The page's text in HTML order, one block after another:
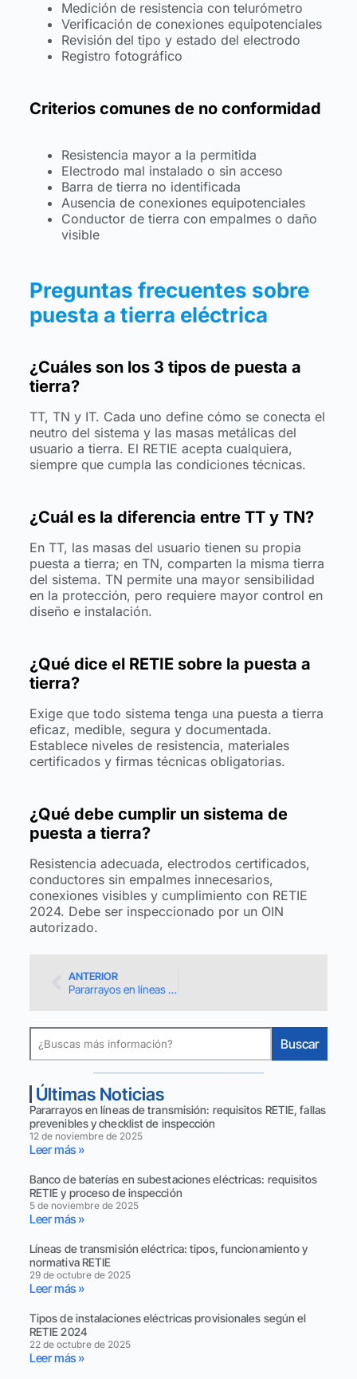
Medición de resistencia con telurómetro
Verificación de conexiones equipotenciales
Revisión del tipo y estado del electrodo
Registro fotográfico
Criterios comunes de no conformidad
Resistencia mayor a la permitida
Electrodo mal instalado o sin acceso
Barra de tierra no identificada
Ausencia de conexiones equipotenciales
Conductor de tierra con empalmes o daño
visible
Preguntas frecuentes sobre
puesta a tierra eléctrica
¿Cuáles son los 3 tipos de puesta a
tierra?
TT, TN y IT. Cada uno define cómo se conecta el
neutro del sistema y las masas metálicas del
usuario a tierra. El RETIE acepta cualquiera,
siempre que cumpla las condiciones técnicas.
¿Cuál es la diferencia entre TT y TN?
En TT, las masas del usuario tienen su propia
puesta a tierra; en TN, comparten la misma tierra
del sistema. TN permite una mayor sensibilidad
en la protección, pero requiere mayor control en
diseño e instalación.
¿Qué dice el RETIE sobre la puesta a
tierra?
Exige que todo sistema tenga una puesta a tierra
eficaz, medible, segura y documentada.
Establece niveles de resistencia, materiales
certificados y firmas técnicas obligatorias.
¿Qué debe cumplir un sistema de
puesta a tierra?
Resistencia adecuada, electrodos certificados,
conductores sin empalmes innecesarios,
conexiones visibles y cumplimiento con RETIE
2024. Debe ser inspeccionado por un OIN
autorizado.
ANTERIOR
Pararrayos en líneas de transmisión: requisitos RETIE, fallas prevenibles y checklist de inspección
Buscar
Últimas Noticias
Pararrayos en líneas de transmisión: requisitos RETIE, fallas
prevenibles y checklist de inspección
12 de noviembre de 2025
Leer más »
Banco de baterías en subestaciones eléctricas: requisitos
RETIE y proceso de inspección
5 de noviembre de 2025
Leer más »
Líneas de transmisión eléctrica: tipos, funcionamiento y
normativa RETIE
29 de octubre de 2025
Leer más »
Tipos de instalaciones eléctricas provisionales según el
RETIE 2024
22 de octubre de 2025
Leer más »